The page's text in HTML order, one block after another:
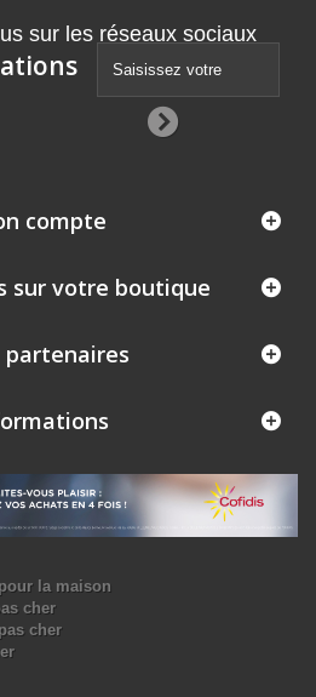
sur les réseaux sociaux
compte
sur votre boutique
partenaires
cher
cher
la maison